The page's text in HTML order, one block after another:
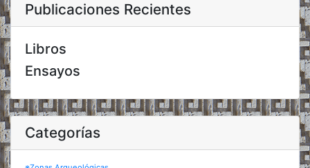
Publicaciones Recientes
Libros
Ensayos
Categorías